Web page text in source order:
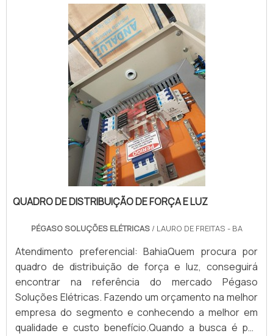
com alto know-how em banco de...
QUADRO DE DISTRIBUIÇÃO DE FORÇA E LUZ
PÉGASO SOLUÇÕES ELÉTRICAS/ LAURO DE FREITAS - BA
Atendimento preferencial: BahiaQuem procura por
quadro de distribuição de força e luz, conseguirá
encontrar na referência do mercado Pégaso
Soluções Elétricas. Fazendo um orçamento na melhor
empresa do segmento e conhecendo a melhor em
qualidade e custo benefício.Quando a busca é por